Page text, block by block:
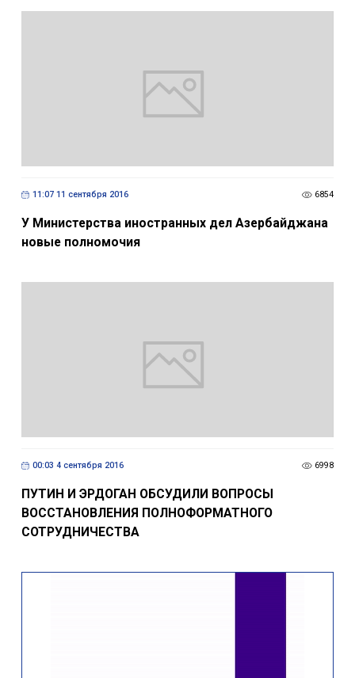
11:07 11 сентября 2016 6854
У Министерства иностранных дел Азербайджана
новые полномочия
00:03 4 сентября 2016 6998
ПУТИН И ЭРДОГАН ОБСУДИЛИ ВОПРОСЫ
ВОССТАНОВЛЕНИЯ ПОЛНОФОРМАТНОГО
СОТРУДНИЧЕСТВА